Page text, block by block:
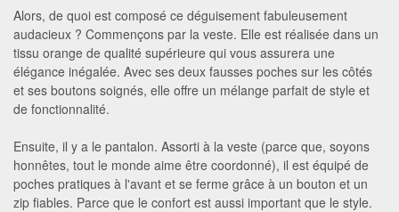
Alors, de quoi est composé ce déguisement fabuleusement
audacieux ? Commençons par la veste. Elle est réalisée dans un
tissu orange de qualité supérieure qui vous assurera une
élégance inégalée. Avec ses deux fausses poches sur les côtés
et ses boutons soignés, elle offre un mélange parfait de style et
de fonctionnalité.
Ensuite, il y a le pantalon. Assorti à la veste (parce que, soyons
honnêtes, tout le monde aime être coordonné), il est équipé de
poches pratiques à l'avant et se ferme grâce à un bouton et un
zip fiables. Parce que le confort est aussi important que le style.